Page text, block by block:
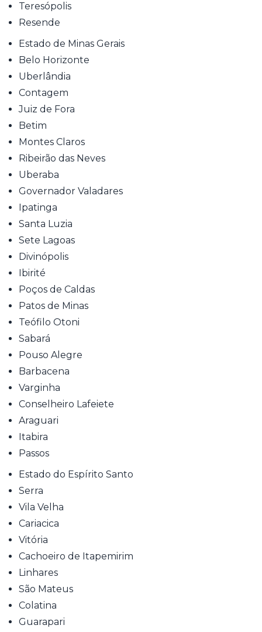
Teresópolis
Resende
Estado de Minas Gerais
Belo Horizonte
Uberlândia
Contagem
Juiz de Fora
Betim
Montes Claros
Ribeirão das Neves
Uberaba
Governador Valadares
Ipatinga
Santa Luzia
Sete Lagoas
Divinópolis
Ibirité
Poços de Caldas
Patos de Minas
Teófilo Otoni
Sabará
Pouso Alegre
Barbacena
Varginha
Conselheiro Lafeiete
Araguari
Itabira
Passos
Estado do Espírito Santo
Serra
Vila Velha
Cariacica
Vitória
Cachoeiro de Itapemirim
Linhares
São Mateus
Colatina
Guarapari